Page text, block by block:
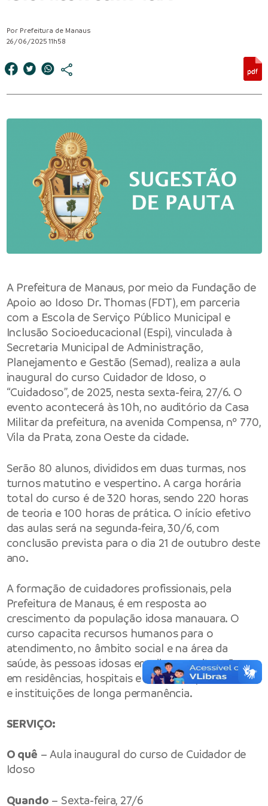
Por Prefeitura de Manaus
26/06/2025 11h58
A Prefeitura de Manaus, por meio da Fundação de
Apoio ao Idoso Dr. Thomas (FDT), em parceria
com a Escola de Serviço Público Municipal e
Inclusão Socioeducacional (Espi), vinculada à
Secretaria Municipal de Administração,
Planejamento e Gestão (Semad), realiza a aula
inaugural do curso Cuidador de Idoso, o
“Cuidadoso”, de 2025, nesta sexta-feira, 27/6. O
evento acontecerá às 10h, no auditório da Casa
Militar da prefeitura, na avenida Compensa, nº 770,
Vila da Prata, zona Oeste da cidade.
Serão 80 alunos, divididos em duas turmas, nos
turnos matutino e vespertino. A carga horária
total do curso é de 320 horas, sendo 220 horas
de teoria e 100 horas de prática. O início efetivo
das aulas será na segunda-feira, 30/6, com
conclusão prevista para o dia 21 de outubro deste
ano.
A formação de cuidadores profissionais, pela
Prefeitura de Manaus, é em resposta ao
crescimento da população idosa manauara. O
curso capacita recursos humanos para o
atendimento, no âmbito social e na área da
saúde, às pessoas idosas em diversas situações:
em residências, hospitais e clínicas especializadas,
e instituições de longa permanência.
SERVIÇO:
O quê – Aula inaugural do curso de Cuidador de
Idoso
Quando – Sexta-feira, 27/6